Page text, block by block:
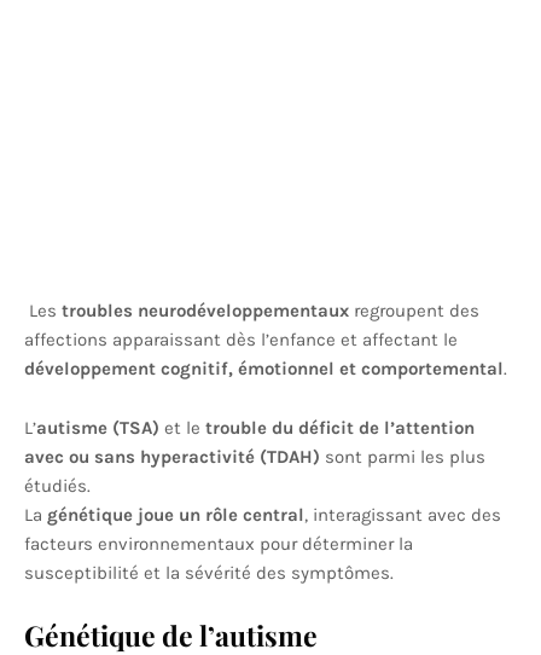
Les troubles neurodéveloppementaux regroupent des
affections apparaissant dès l’enfance et affectant le
développement cognitif, émotionnel et comportemental.
L’autisme (TSA) et le trouble du déficit de l’attention
avec ou sans hyperactivité (TDAH) sont parmi les plus
étudiés.
La génétique joue un rôle central, interagissant avec des
facteurs environnementaux pour déterminer la
susceptibilité et la sévérité des symptômes.
Génétique de l’autisme